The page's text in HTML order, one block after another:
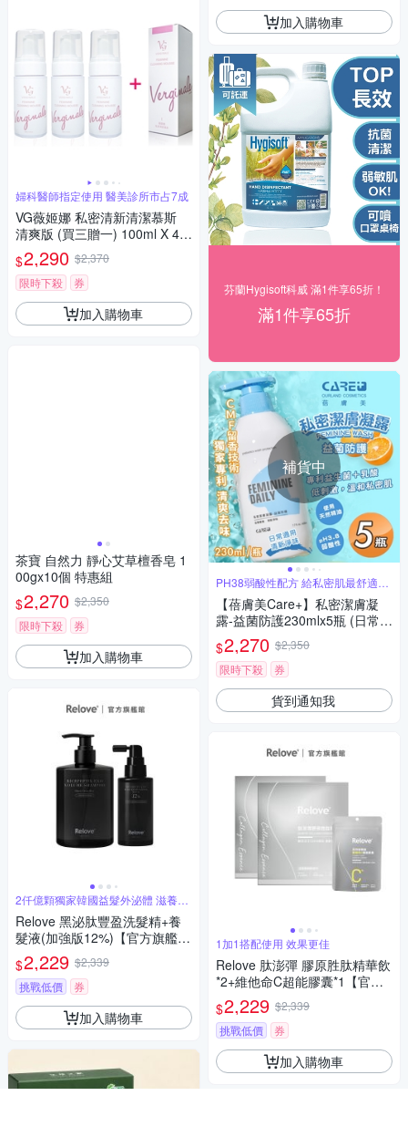
婦科醫師指定使用 醫美診所市占7成
VG薇姬娜 私密清新清潔慕斯
清爽版 (買三贈一) 100ml X 4瓶
純天然植物萃取 先敷再洗的獨
特滲透技術 全方位防護
$2,290 $2,370
限時下殺
券
加入購物車
茶寶 自然力 靜心艾草檀香皂 1
00gx10個 特惠組
$2,270 $2,350
限時下殺
券
加入購物車
2仟億顆獨家韓國益髮外泌體 滋養頭
皮環境
Relove 黑泌肽豐盈洗髮精+養
髮液(加強版12%)【官方旗艦
店】
$2,229 $2,339
挑戰低價
券
加入購物車
加入購物車
芬蘭Hygisoft科威 滿1件享65折！
滿1件享65折
補貨中
PH38弱酸性配方 給私密肌最舒適的
【蓓膚美Care+】私密潔膚凝
露-益菌防護230mlx5瓶 (日常/
清潔露/益生菌)
$2,270 $2,350
限時下殺
券
貨到通知我
1加1搭配使用 效果更佳
Relove 肽澎彈 膠原胜肽精華飲
*2+維他命C超能膠囊*1【官方
旗艦店】
$2,229 $2,339
挑戰低價
券
加入購物車